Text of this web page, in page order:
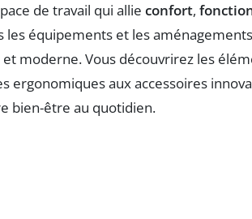
de travail qui allie confort,
les équipements et les
moderne. Vous découvrirez les
ergonomiques aux accessoires
bien-être au quotidien.